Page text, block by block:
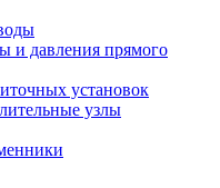
и давления прямого
установок
узлы